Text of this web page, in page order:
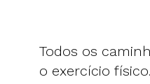
Todos os
o exercício físico.